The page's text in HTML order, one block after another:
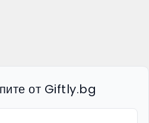
от Giftly.bg